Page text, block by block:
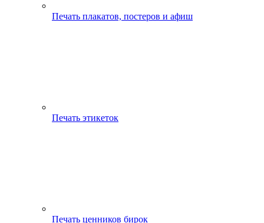
Печать плакатов, постеров и афиш
Печать этикеток
Печать ценников бирок